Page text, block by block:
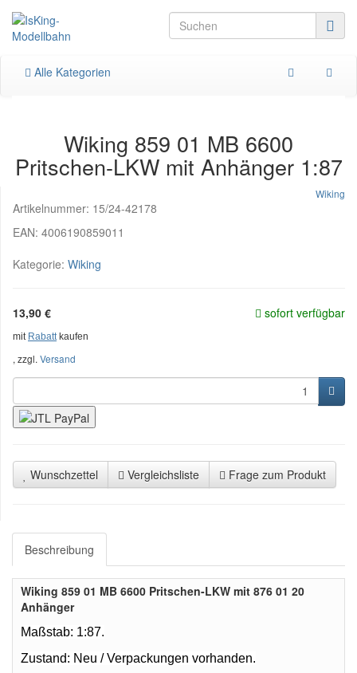
Alle Kategorien
Wiking 859 01 MB 6600
Pritschen-LKW mit Anhänger 1:87
Wiking
Artikelnummer: 15/24-42178
EAN: 4006190859011
Kategorie: Wiking
13,90 €
mit Rabattkaufen
, zzgl. Versand
sofort verfügbar
Wunschzettel Vergleichsliste Frage zum Produkt
Beschreibung
Wiking 859 01 MB 6600 Pritschen-LKW mit 876 01 20
Anhänger
Maßstab: 1:87.
Zustand: Neu /Verpackungen vorhanden.